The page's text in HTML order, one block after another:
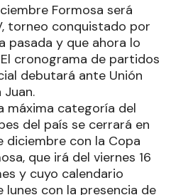
Formosa será
torneo conquistado por
pasada y que ahora lo
cronograma de partidos
debutará ante Unión
Juan.
máxima categoría del
del país se cerrará en
diciembre con la Copa
que irá del viernes 16
y cuyo calendario
con la presencia de